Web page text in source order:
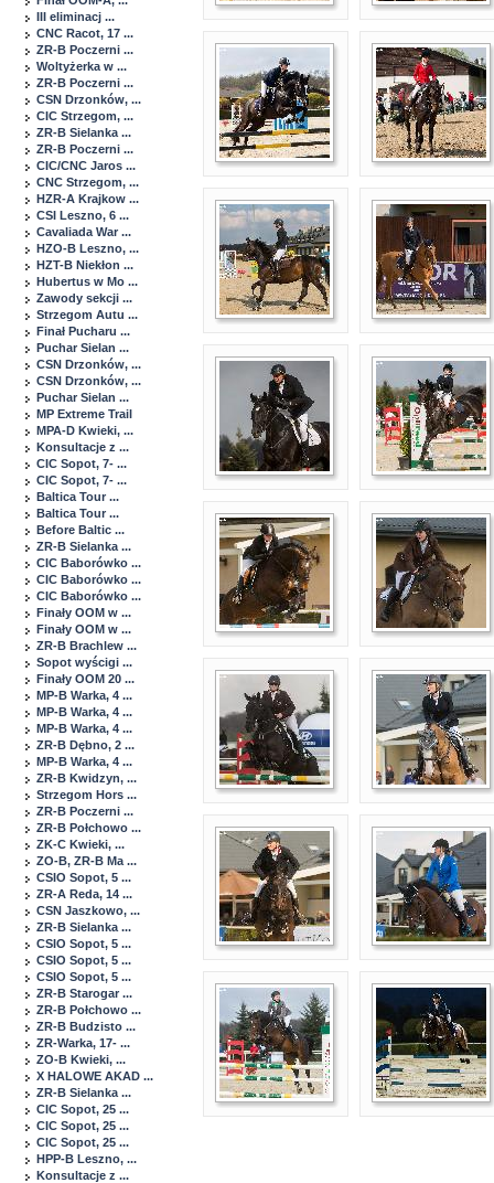
III eliminacj ...
CNC Racot, 17 ...
ZR-B Poczerni ...
Woltyżerka w ...
ZR-B Poczerni ...
CSN Drzonków, ...
CIC Strzegom, ...
ZR-B Sielanka ...
ZR-B Poczerni ...
CIC/CNC Jaros ...
CNC Strzegom, ...
HZR-A Krajkow ...
CSI Leszno, 6 ...
Cavaliada War ...
HZO-B Leszno, ...
HZT-B Niekłon ...
Hubertus w Mo ...
Zawody sekcji ...
Strzegom Autu ...
Finał Pucharu ...
Puchar Sielan ...
CSN Drzonków, ...
CSN Drzonków, ...
Puchar Sielan ...
MP Extreme Trail
MPA-D Kwieki, ...
Konsultacje z ...
CIC Sopot, 7- ...
CIC Sopot, 7- ...
Baltica Tour ...
Baltica Tour ...
Before Baltic ...
ZR-B Sielanka ...
CIC Baborówko ...
CIC Baborówko ...
CIC Baborówko ...
Finały OOM w ...
Finały OOM w ...
ZR-B Brachlew ...
Sopot wyścigi ...
Finały OOM 20 ...
MP-B Warka, 4 ...
MP-B Warka, 4 ...
MP-B Warka, 4 ...
ZR-B Dębno, 2 ...
MP-B Warka, 4 ...
ZR-B Kwidzyn, ...
Strzegom Hors ...
ZR-B Poczerni ...
ZR-B Połchowo ...
ZK-C Kwieki, ...
ZO-B, ZR-B Ma ...
CSIO Sopot, 5 ...
ZR-A Reda, 14 ...
CSN Jaszkowo, ...
ZR-B Sielanka ...
CSIO Sopot, 5 ...
CSIO Sopot, 5 ...
CSIO Sopot, 5 ...
ZR-B Starogar ...
ZR-B Połchowo ...
ZR-B Budzisto ...
ZR-Warka, 17- ...
ZO-B Kwieki, ...
X HALOWE AKAD ...
ZR-B Sielanka ...
CIC Sopot, 25 ...
CIC Sopot, 25 ...
CIC Sopot, 25 ...
HPP-B Leszno, ...
Konsultacje z ...